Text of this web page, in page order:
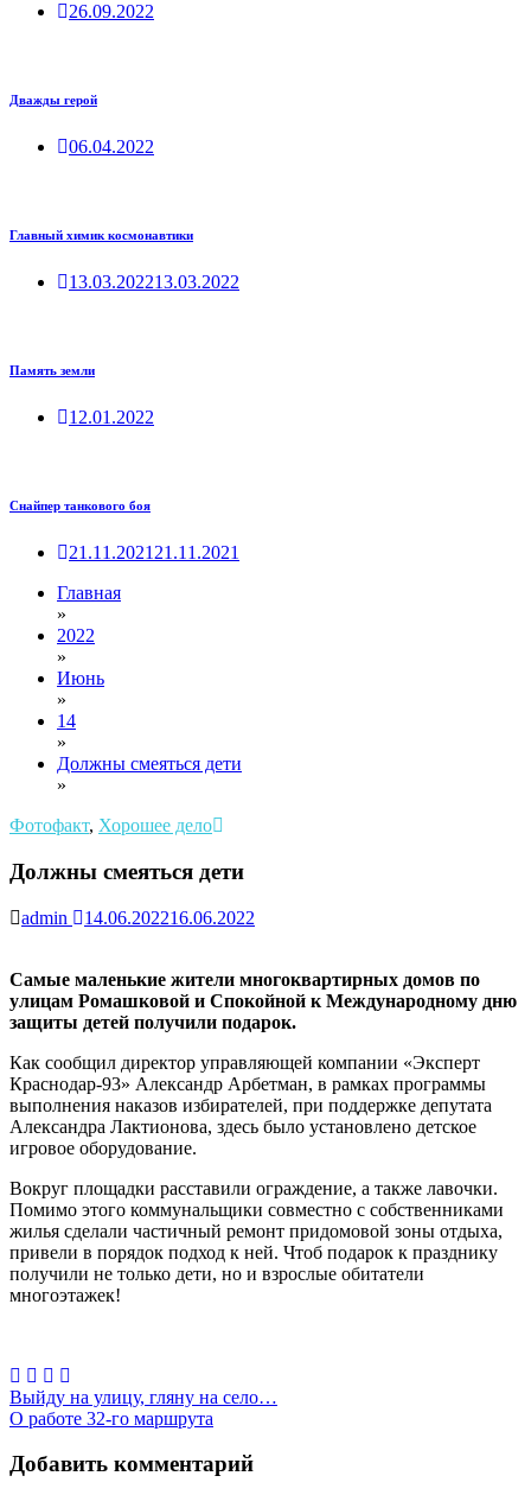
26.09.2022
Дважды герой
06.04.2022
Главный химик космонавтики
13.03.202213.03.2022
Память земли
12.01.2022
Снайпер танкового боя
21.11.2021 21.11.2021
Главная
»
2022
»
Июнь
»
14
»
Должны смеяться дети
»
Фотофакт, Хорошее дело
Должны смеяться дети
admin 14.06.202216.06.2022
Самые маленькие жители многоквартирных домов по
улицам Ромашковой и Спокойной к Международному дню
защиты детей получили подарок.
Как сообщил директор управляющей компании «Эксперт
Краснодар-93» Александр Арбетман, в рамках программы
выполнения наказов избирателей, при поддержке депутата
Александра Лактионова, здесь было установлено детское
игровое оборудование.
Вокруг площадки расставили ограждение, а также лавочки.
Помимо этого коммунальщики совместно с собственниками
жилья сделали частичный ремонт придомовой зоны отдыха,
привели в порядок подход к ней. Чтоб подарок к празднику
получили не только дети, но и взрослые обитатели
многоэтажек!
Навигация
по
записям
Выйду на улицу, гляну на село…
О работе 32-го маршрута
Добавить комментарий